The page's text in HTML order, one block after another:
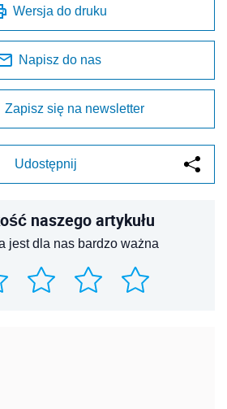
Wersja do druku
Napisz do nas
Zapisz się na newsletter
Udostępnij
naszego artykułu
jest dla nas bardzo ważna